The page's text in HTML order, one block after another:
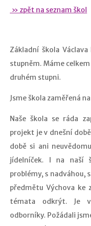
» zpět na seznam škol
Základní škola
stupněm. Máme
druhém stupni.
Jsme škola zaměřená
Naše škola se ráda
projekt je v dnešní
době si ani
jídelníček. I na naší
problémy, s nadváhou,
předmětu Výchova
témata odkrýt. Je
odborníky. Požádali